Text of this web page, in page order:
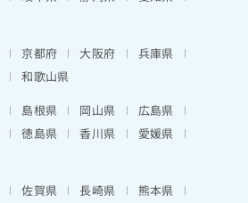
京都府 大阪府
兵庫県
和歌山県
島根県 岡山県
広島県
徳島県 香川県
愛媛県
佐賀県 長崎県
熊本県